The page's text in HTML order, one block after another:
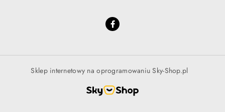
Sklep internetowy na oprogramowaniu Sky-Shop.pl